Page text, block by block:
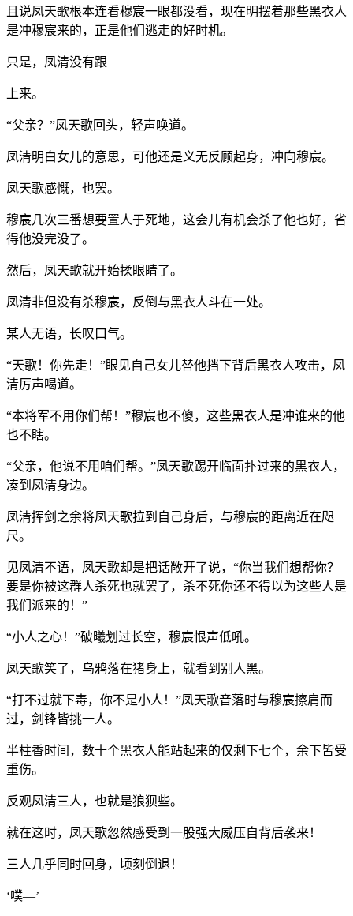
且说凤天歌根本连看穆宸一眼都没看，现在明摆着那些黑衣人
是冲穆宸来的，正是他们逃走的好时机。
只是，凤清没有跟
上来。
“父亲？”凤天歌回头，轻声唤道。
凤清明白女儿的意思，可他还是义无反顾起身，冲向穆宸。
凤天歌感慨，也罢。
穆宸几次三番想要置人于死地，这会儿有机会杀了他也好，省
得他没完没了。
然后，凤天歌就开始揉眼睛了。
凤清非但没有杀穆宸，反倒与黑衣人斗在一处。
某人无语，长叹口气。
“天歌！你先走！”眼见自己女儿替他挡下背后黑衣人攻击，凤
清厉声喝道。
“本将军不用你们帮！”穆宸也不傻，这些黑衣人是冲谁来的他
也不瞎。
“父亲，他说不用咱们帮。”凤天歌踢开临面扑过来的黑衣人，
凑到凤清身边。
凤清挥剑之余将凤天歌拉到自己身后，与穆宸的距离近在咫
尺。
见凤清不语，凤天歌却是把话敞开了说，“你当我们想帮你？
要是你被这群人杀死也就罢了，杀不死你还不得以为这些人是
我们派来的！”
“小人之心！”破曦划过长空，穆宸恨声低吼。
凤天歌笑了，乌鸦落在猪身上，就看到别人黑。
“打不过就下毒，你不是小人！”凤天歌音落时与穆宸擦肩而
过，剑锋皆挑一人。
半柱香时间，数十个黑衣人能站起来的仅剩下七个，余下皆受
重伤。
反观凤清三人，也就是狼狈些。
就在这时，凤天歌忽然感受到一股强大威压自背后袭来！
三人几乎同时回身，顷刻倒退！
‘噗—’